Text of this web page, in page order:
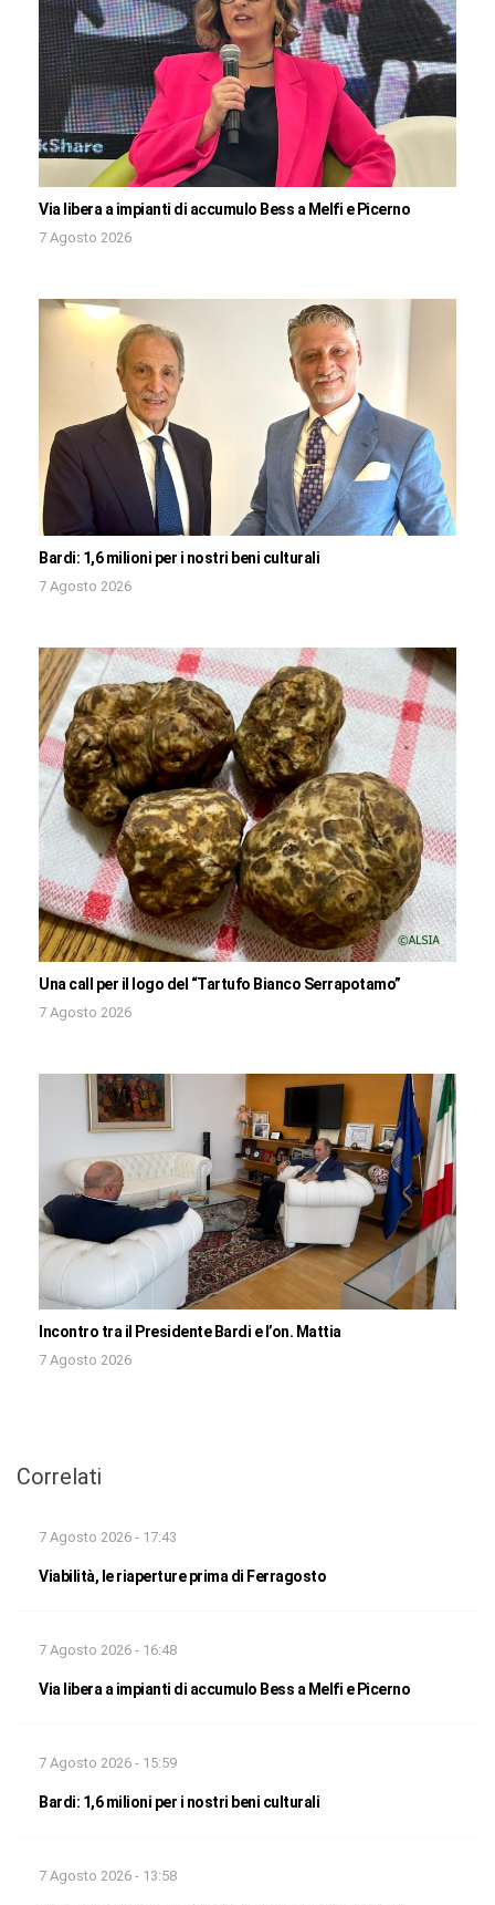
Via libera a impianti di accumulo Bess a Melfi e Picerno
7 Agosto 2026
Bardi: 1,6 milioni per i nostri beni culturali
7 Agosto 2026
Una call per il logo del “Tartufo Bianco Serrapotamo”
7 Agosto 2026
Incontro tra il Presidente Bardi e l’on. Mattia
7 Agosto 2026
Correlati
7 Agosto 2026 - 17:43
Viabilità, le riaperture prima di Ferragosto
7 Agosto 2026 - 16:48
Via libera a impianti di accumulo Bess a Melfi e Picerno
7 Agosto 2026 - 15:59
Bardi: 1,6 milioni per i nostri beni culturali
7 Agosto 2026 - 13:58